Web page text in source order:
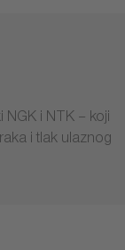
i NTK – koji
i tlak ulaznog